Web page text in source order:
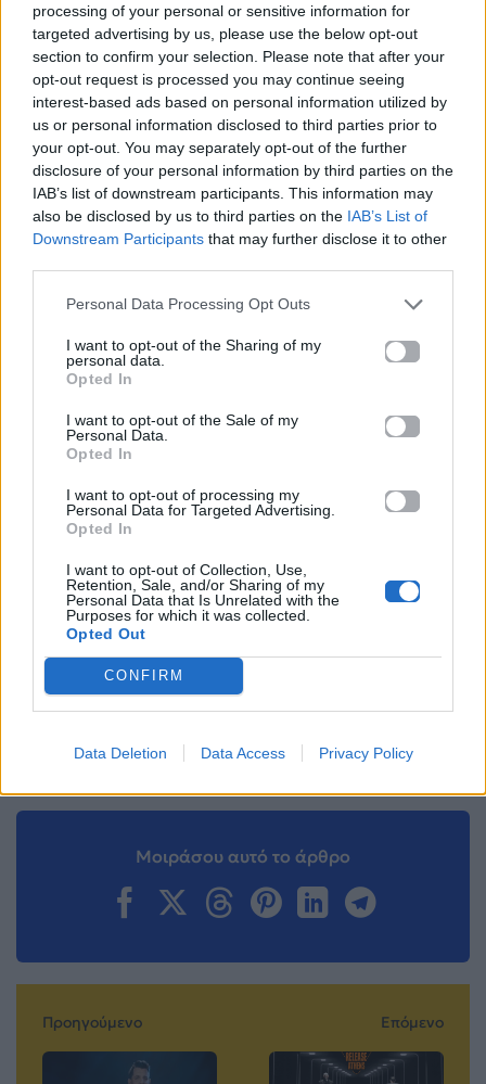
processing of your personal or sensitive information for
targeted advertising by us, please use the below opt-out
section to confirm your selection. Please note that after your
opt-out request is processed you may continue seeing
interest-based ads based on personal information utilized by
us or personal information disclosed to third parties prior to
your opt-out. You may separately opt-out of the further
disclosure of your personal information by third parties on the
IAB’s list of downstream participants. This information may
also be disclosed by us to third parties on the IAB’s List of
Downstream Participants that may further disclose it to other
Personal Data Processing Opt Outs
I want to opt-out of the Sharing of my
personal data.
Opted In
I want to opt-out of the Sale of my
Personal Data.
Opted In
I want to opt-out of processing my
Personal Data for Targeted Advertising.
Opted In
I want to opt-out of Collection, Use,
Retention, Sale, and/or Sharing of my
Personal Data that Is Unrelated with the
Purposes for which it was collected.
Opted Out
CONFIRM
Data Deletion Data Access Privacy Policy
Διάβασε επίσης:
«Σε 10 χρόνια θα ήθελα να έχω κάνει
παιδιά»: Η τρυφερή εξομολόγηση του
«Μπαμπά, σ’ αγαπώ»: Το φιλί που αλλάζει τα
πάντα στο επεισόδιο της Τετάρτης 03/6
Για σχόλια, μηνύματα ή φωτογραφικό υλικό
σχετικά με το
Facebook, επικοινωνήστε μέσω
ή
ακολουθήστε μας στο Instagram
After Dark Θέμης Γεωργαντάς Ιουλία Καλλιμάνη
Mad.gr στο Google
Mad.gr στο MSN
Μοιράσου αυτό το άρθρο
Προηγούμενο Επόμενο